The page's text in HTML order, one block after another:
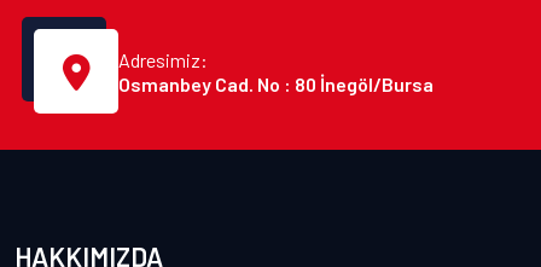
Adresimiz:
Osmanbey Cad. No : 80 İnegöl/Bursa
HAKKIMIZDA